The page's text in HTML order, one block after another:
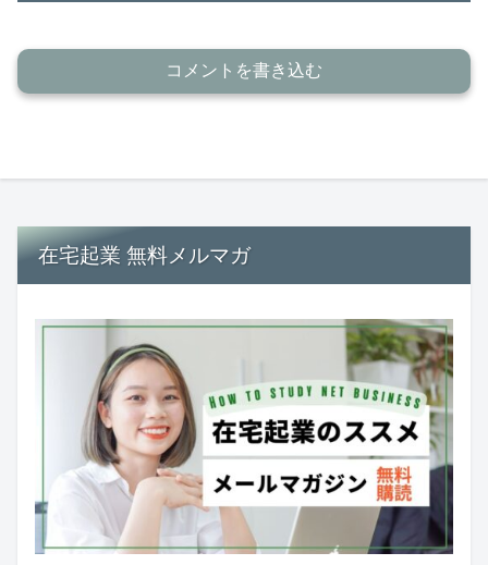
コメントを書き込む
在宅起業 無料メルマガ